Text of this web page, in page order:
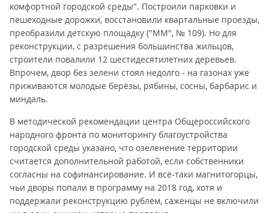
комфортной городской среды". Построили парковки и
пешеходные дорожки, восстановили квартальные проезды,
преобразили детскую площадку ("ММ", № 109). Но для
реконструкции, с разрешения большинства жильцов,
строители повалили 12 шестидесятилетних деревьев.
Впрочем, двор без зелени стоял недолго - на газонах уже
приживаются молодые берёзы, рябины, сосны, барбарис и
миндаль.
В методической рекомендации центра Общероссийского
народного фронта по мониторингу благоустройства
городской среды указано, что озеленение территории
считается дополнительной работой, если собственники
согласны на софинансирование. И всё-таки магнитогорцы,
чьи дворы попали в программу на 2018 год, хотя и
поддержали реконструкцию рублём, саженцы не включили